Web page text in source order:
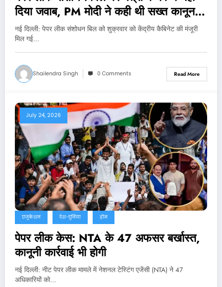
दिया जवाब, PM मोदी ने कही थी सख्त कानून
लाने की बात
नई दिल्‍ली: पेपर लीक संशोधन बिल को शुक्रवार को केंद्रीय कैबिनेट की मंजूरी
मिल गई…
Shailendra Singh 0 Comments Read More
July 24, 2026
एजुकेशन देश-दुनिया होम
पेपर लीक केस: NTA के 47 अफसर बर्खास्त,
कानूनी कार्रवाई भी होगी
नई दिल्‍ली: नीट पेपर लीक मामले में नेशनल टेस्टिंग एजेंसी (NTA) ने 47
अधिकारियों को…